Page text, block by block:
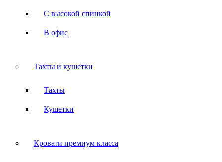
С высокой спинкой
В офис
Тахты и кушетки
Тахты
Кушетки
Кровати премиум класса